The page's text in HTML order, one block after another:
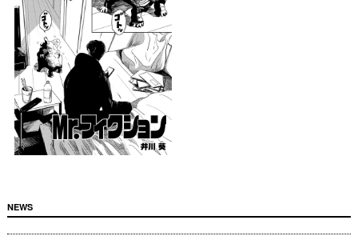
NEWS